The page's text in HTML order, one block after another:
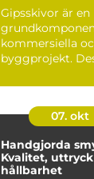
Gipsskivor är en
kommersiella
byggprojekt.
07. okt
Handgjorda
Kvalitet,
hållbarhet